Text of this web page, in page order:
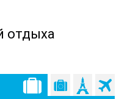
отдыха